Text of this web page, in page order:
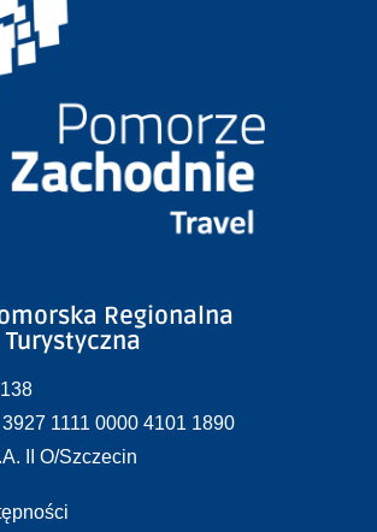
Regionalna
1111 0000 4101 1890
II O/Szczecin